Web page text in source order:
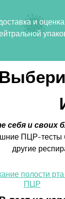
и
и своих
ПЦР-тесты
другие